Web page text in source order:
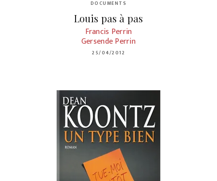
DOCUMENTS
Louis pas à pas
Francis Perrin
Gersende Perrin
25/04/2012